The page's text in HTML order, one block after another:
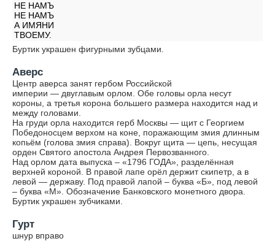
НЕ НАМЪ
НЕ НАМЪ
А ИМЯНИ
ТВОЕМУ.
Буртик украшен фигурными зубцами.
Аверс
Центр аверса занят гербом Российской
империи — двуглавым орлом. Обе головы орла несут
короны, а третья корона большего размера находится над и
между головами.
На груди орла находится герб Москвы — щит с Георгием
Победоносцем верхом на коне, поражающим змия длинным
копьём (голова змия справа). Вокруг щита — цепь, несущая
орден Святого апостола Андрея Первозванного.
Над орлом дата выпуска – «1796 ГОДА», разделённая
верхней короной. В правой лапе орёл держит скипетр, а в
левой — державу. Под правой лапой – буква «Б», под левой
– буква «М». Обозначение Банковского монетного двора.
Буртик украшен зубчиками.
Гурт
шнур вправо